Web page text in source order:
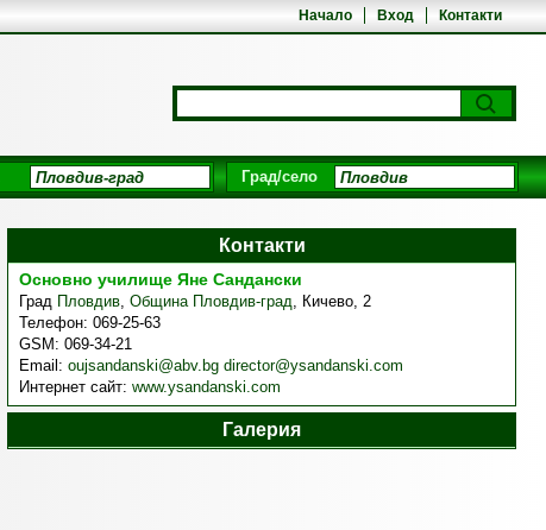
Начало Вход Контакти
Град/село
Контакти
Основно училище Яне Сандански
Град Пловдив, Община Пловдив-град, Кичево, 2
Телефон: 069-25-63
GSM: 069-34-21
Email: oujsandanski@abv.bg director@ysandanski.com
Интернет сайт: www.ysandanski.com
Галерия